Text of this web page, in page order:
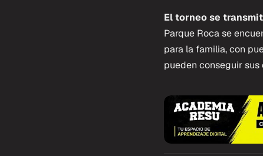
El torneo se
Parque Roca se
para la familia, con
pueden conseguir